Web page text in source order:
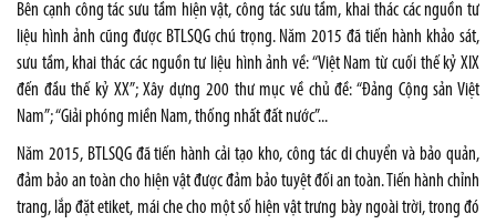
Bên cạnh công tác sưu tầm hiện vật, công tác sưu tầm, khai thác các nguồn tư
liệu hình ảnh cũng được BTLSQG chú trọng. Năm 2015 đã tiến hành khảo sát,
sưu tầm, khai thác các nguồn tư liệu hình ảnh về: “Việt Nam từ cuối thế kỷ XIX
đến đầu thế kỷ XX”; Xây dựng 200 thư mục về chủ đề: “Đảng Cộng sản Việt
Nam”; “Giải phóng miền Nam, thống nhất đất nước”...
Năm 2015, BTLSQG đã tiến hành cải tạo kho, công tác di chuyển và bảo quản,
đảm bảo an toàn cho hiện vật được đảm bảo tuyệt đối an toàn. Tiến hành chỉnh
trang, lắp đặt etiket, mái che cho một số hiện vật trưng bày ngoài trời, trong đó